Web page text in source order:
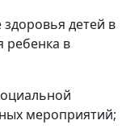
детей в
ребенка в
мероприятий;